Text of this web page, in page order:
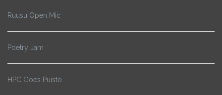
Ruusu Open Mic
Poetry Jam
HPC Goes Puisto